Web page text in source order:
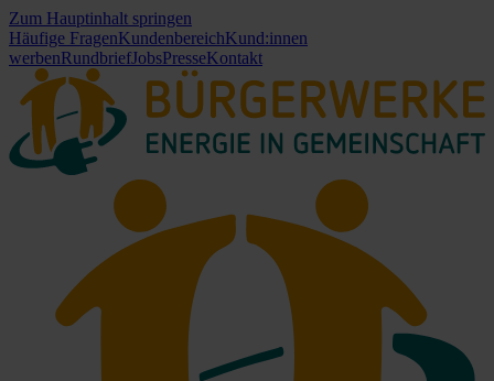
Zum Hauptinhalt springen
Häufige FragenKundenbereichKund:innen
werbenRundbriefJobsPresseKontakt